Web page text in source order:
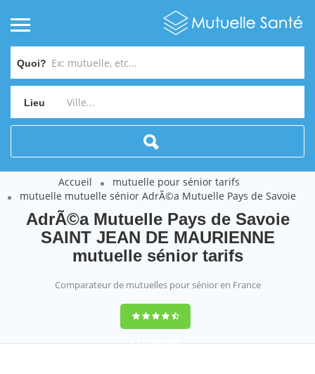
Quoi?
Lieu
Accueil
mutuelle pour sénior tarifs
mutuelle mutuelle sénior AdrÃ©a Mutuelle Pays de Savoie
AdrÃ©a Mutuelle Pays de Savoie
SAINT JEAN DE MAURIENNE
mutuelle sénior tarifs
Comparateur de mutuelles pour sénior en France
9,2(100%)452